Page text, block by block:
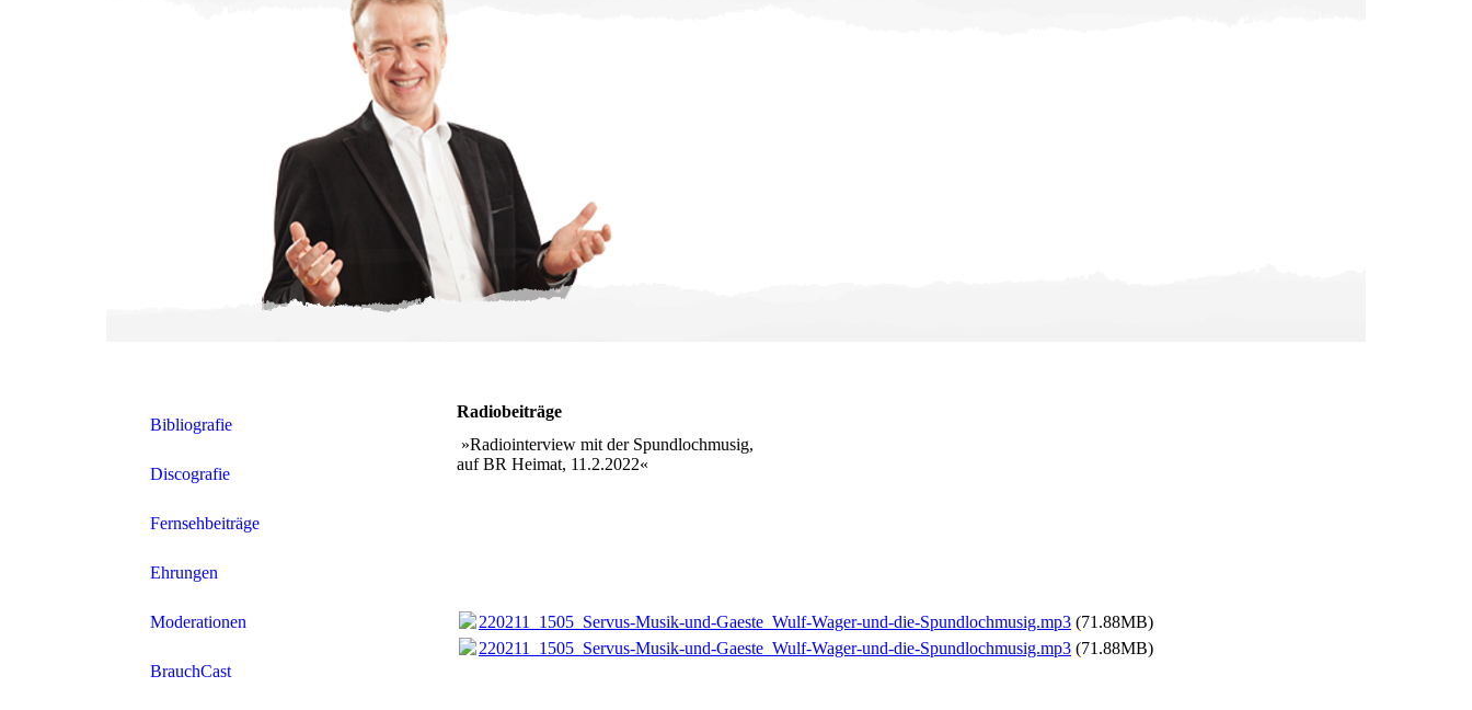
Bibliografie
Discografie
Fernsehbeiträge
Ehrungen
Moderationen
BrauchCast
Radiobeiträge
»Radiointerview mit der Spundlochmusig,
auf BR Heimat, 11.2.2022«
220211_1505_Servus-Musik-und-Gaeste_Wulf-Wager-und-die-Spundlochmusig.mp3 (71.88MB)
220211_1505_Servus-Musik-und-Gaeste_Wulf-Wager-und-die-Spundlochmusig.mp3 (71.88MB)